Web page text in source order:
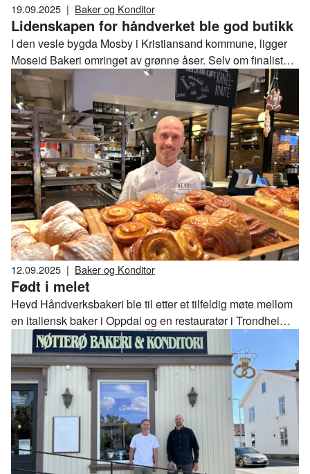
19.09.2025 | Baker og Konditor
Lidenskapen for håndverket ble god butikk
I den vesle bygda Mosby i Kristiansand kommune, ligger
Moseid Bakeri omringet av grønne åser. Selv om finalisten
i Årets Bakeri 2025 har gjort store endringer i bakeriet, er
det en reise tilbake i tid å komme inn i det gamle
Torridalstunet, et steinkast fra elven Otra.
12.09.2025 | Baker og Konditor
Født i melet
Hevd Håndverksbakeri ble til etter et tilfeldig møte mellom
en italiensk baker i Oppdal og en restauratør i Trondheim.
Seks år etter at "Bakeren på torget" åpnet dørene, er
bakeriet blitt et av de mest populære møtestedene i
trønderhovedstaden.